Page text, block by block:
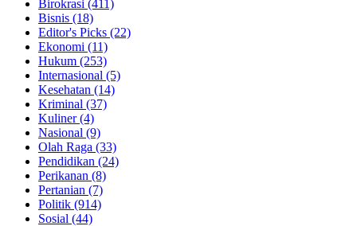
Birokrasi (411)
Bisnis (18)
Editor's Picks (22)
Ekonomi (11)
Hukum (253)
Internasional (5)
Kesehatan (14)
Kriminal (37)
Kuliner(4)
Nasional (9)
Olah Raga (33)
Pendidikan (24)
Perikanan (8)
Pertanian (7)
Politik (914)
Sosial (44)